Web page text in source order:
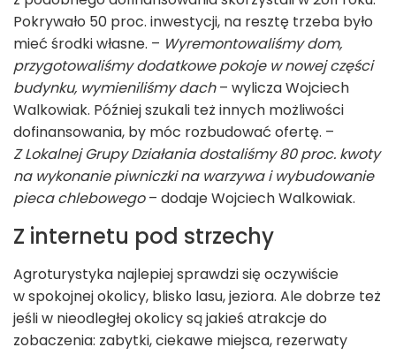
Pokrywało 50 proc. inwestycji, na resztę trzeba było
mieć środki własne. – Wyremontowaliśmy dom,
przygotowaliśmy dodatkowe pokoje w nowej części
budynku, wymieniliśmy dach– wylicza Wojciech
Walkowiak. Później szukali też innych możliwości
dofinansowania, by móc rozbudować ofertę. –
Z Lokalnej Grupy Działania dostaliśmy 80 proc. kwoty
na wykonanie piwniczki na warzywa i wybudowanie
pieca chlebowego– dodaje Wojciech Walkowiak.
Z internetu pod strzechy
Agroturystyka najlepiej sprawdzi się oczywiście
w spokojnej okolicy, blisko lasu, jeziora. Ale dobrze też
jeśli w nieodległej okolicy są jakieś atrakcje do
zobaczenia: zabytki, ciekawe miejsca, rezerwaty